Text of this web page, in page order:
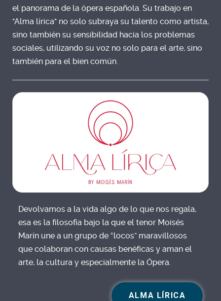
el panorama de la ópera española. Su trabajo en
"Alma lírica" no solo subraya su talento como artista,
sino también su sensibilidad hacia los problemas
sociales, utilizando su voz no solo para el arte, sino
también para el bien común.
Devolvamos a la vida algo de lo que nos regala,
esa es la filosofía bajo la que el tenor Moisés
Marín une a un grupo de “locos” maravillosos
que colaboran con causas benéficas y aman el
arte, la cultura y especialmente la Ópera.
ALMA LÍRICA